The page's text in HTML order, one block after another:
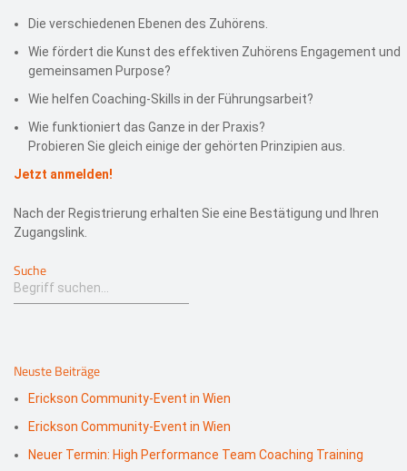
Die verschiedenen Ebenen des Zuhörens.
Wie fördert die Kunst des effektiven Zuhörens Engagement und
gemeinsamen Purpose?
Wie helfen Coaching-Skills in der Führungsarbeit?
Wie funktioniert das Ganze in der Praxis?
Probieren Sie gleich einige der gehörten Prinzipien aus.
Jetzt anmelden!
Nach der Registrierung erhalten Sie eine Bestätigung und Ihren
Zugangslink.
Suche
Neuste Beiträge
Erickson Community-Event in Wien
Erickson Community-Event in Wien
Neuer Termin: High Performance Team Coaching Training